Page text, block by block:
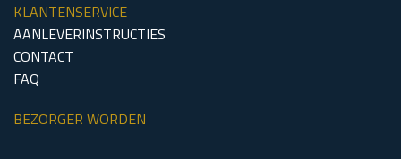
KLANTENSERVICE
AANLEVERINSTRUCTIES
CONTACT
FAQ
BEZORGER WORDEN